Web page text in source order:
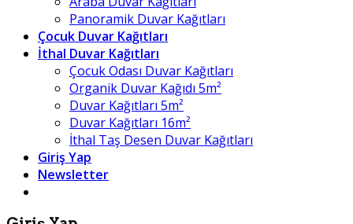
Panoramik Duvar Kağıtları
Çocuk Duvar Kağıtları
İthal Duvar Kağıtları
Çocuk Odası Duvar Kağıtları
Organik Duvar Kağıdı 5m²
Duvar Kağıtları 5m²
Duvar Kağıtları 16m²
İthal Taş Desen Duvar Kağıtları
Giriş Yap
Newsletter